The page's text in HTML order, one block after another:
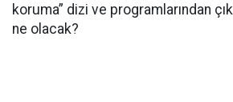
koruma” dizi ve programlarından
ne olacak?